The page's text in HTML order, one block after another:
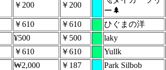
￥200 ￥200
ー🌲
￥610 ￥610 ひぐまの洋
¥500 ￥500 laky
￥610 ￥610 Yullk
₩2,000 ￥187 Park Silbob